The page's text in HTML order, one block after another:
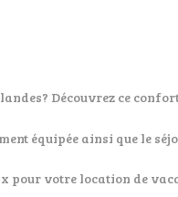
Découvrez ce
équipée ainsi que le
pour votre location de